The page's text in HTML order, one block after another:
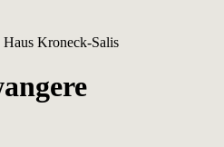
Haus Kroneck-Salis